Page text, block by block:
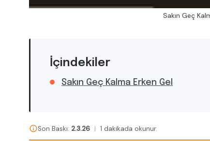
Sakın Geç
İçindekiler
Sakın Geç Kalma Erken Gel
Son Baskı: 2.3.26 | 1 dakikada okunur.